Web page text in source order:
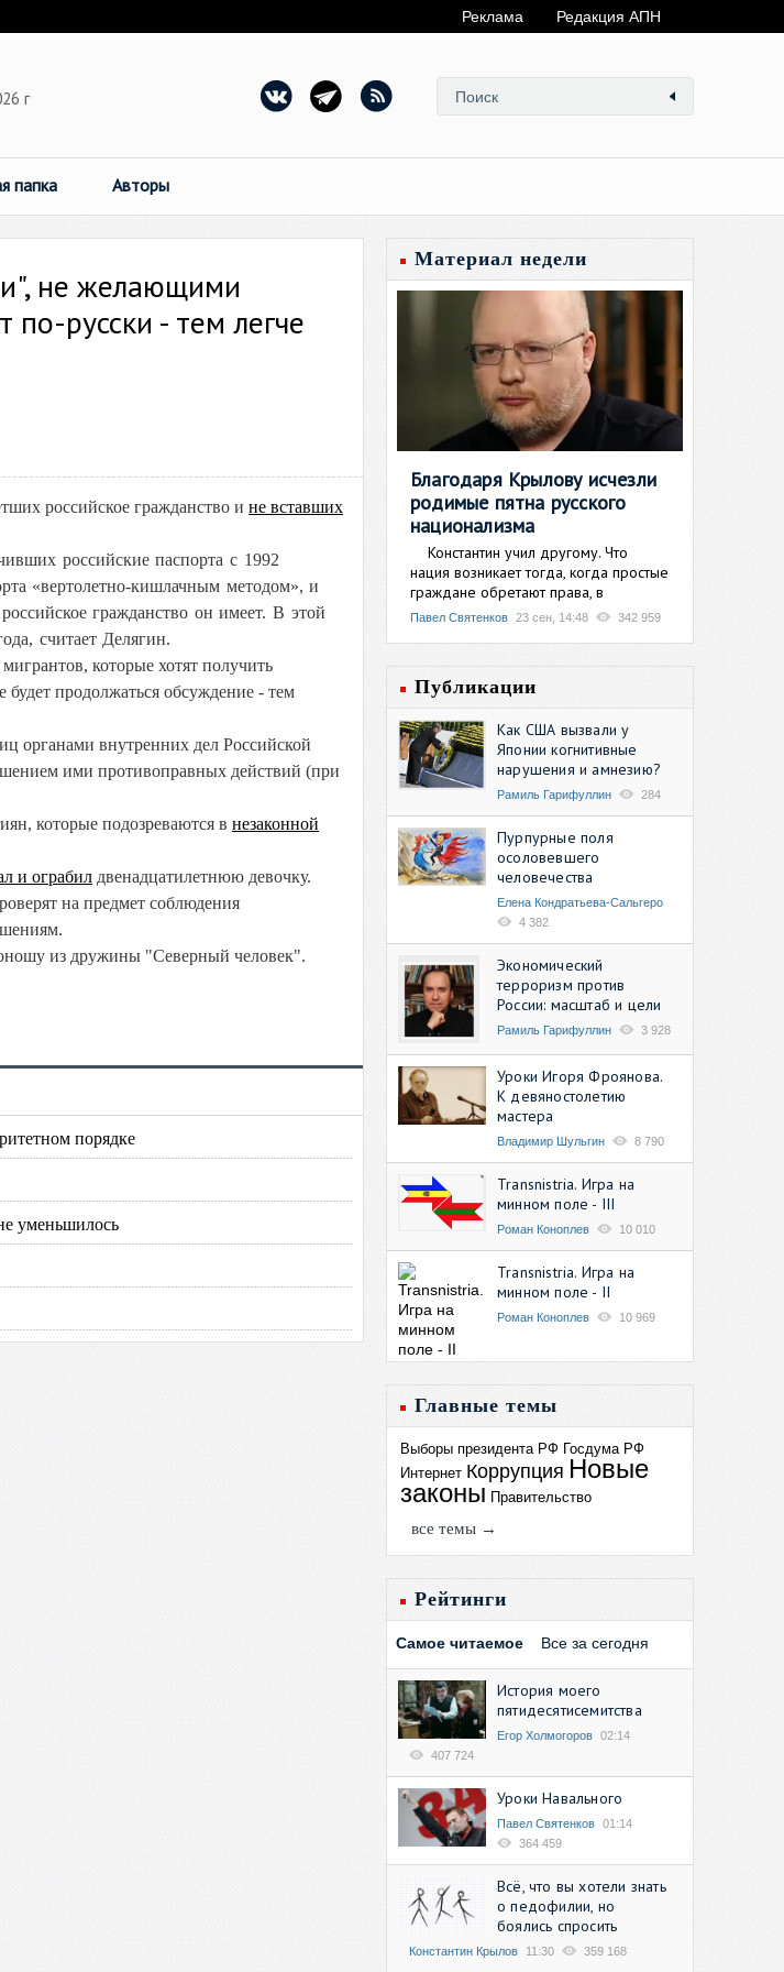
Реклама Редакция АПН
г
папка Авторы
не желающими
русски - тем легче
российское гражданство и не вставших
российские паспорта с 1992
«вертолетно-кишлачным методом», и
гражданство он имеет. В этой
считает Делягин.
которые хотят получить
будет продолжаться обсуждение - тем
органами внутренних дел Российской
ими противоправных действий (при
которые подозреваются в незаконной
и ограбил двенадцатилетнюю девочку.
на предмет соблюдения
из дружины "Северный человек".
порядке
уменьшилось
Материал недели
Благодаря Крылову исчезли
родимые пятна русского
национализма
Константин учил другому. Что
нация возникает тогда, когда простые
граждане обретают права, в
Павел Святенков 23 сен, 14:48 342 959
Публикации
Как США вызвали у
Японии когнитивные
нарушения и амнезию?
Рамиль Гарифуллин 284
Пурпурные поля
осоловевшего
человечества
Елена Кондратьева-Сальгеро
4 382
Экономический
терроризм против
России: масштаб и цели
Рамиль Гарифуллин 3 928
Уроки Игоря Фроянова.
К девяностолетию
мастера
Владимир Шульгин 8 790
Transnistria. Игра на
минном поле - III
Роман Коноплев 10 010
Transnistria. Игра на
минном поле - II
Роман Коноплев 10 969
Главные темы
Выборы президента РФ Госдума РФ
Интернет Коррупция Новые
законы Правительство
все темы →
Рейтинги
Самое читаемое Все за сегодня
История моего
пятидесятисемитства
Егор Холмогоров 02:14
407 724
Уроки Навального
Павел Святенков 01:14
364 459
Всё, что вы хотели знать
о педофилии, но
боялись спросить
Константин Крылов 11:30 359 168